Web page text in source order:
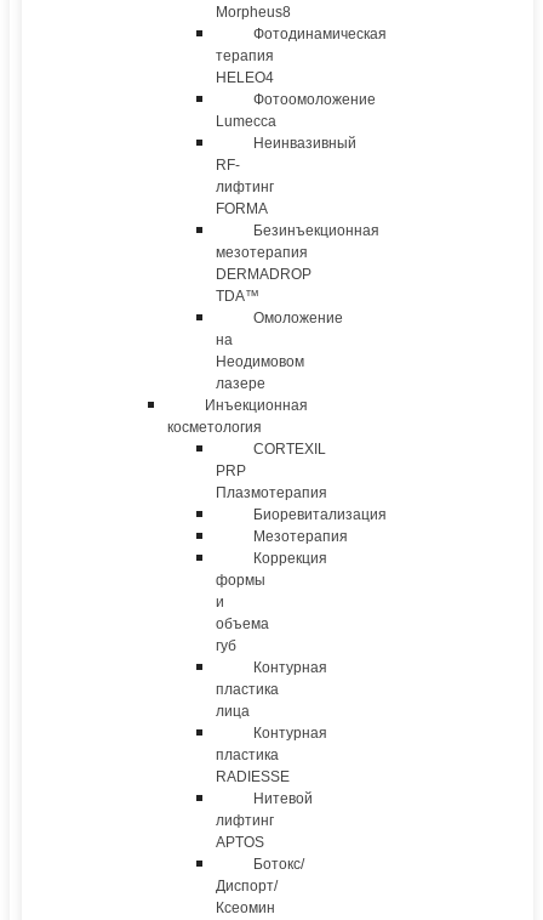
Morpheus8
Фотодинамическая
терапия
HELEO4
Фотоомоложение
Lumecca
Неинвазивный
RF-
лифтинг
FORMA
Безинъекционная
мезотерапия
DERMADROP
TDA™
Омоложение
на
Неодимовом
лазере
Инъекционная
косметология
CORTEXIL
PRP
Плазмотерапия
Биоревитализация
Мезотерапия
Коррекция
формы
и
объема
губ
Контурная
пластика
лица
Контурная
пластика
RADIESSE
Нитевой
лифтинг
APTOS
Ботокс/
Диспорт/
Ксеомин